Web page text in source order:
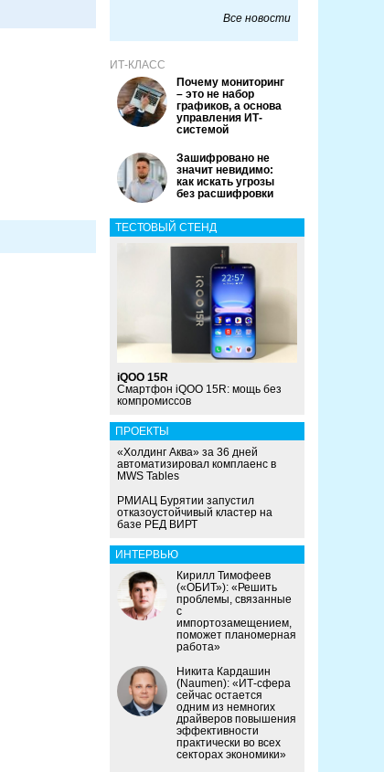
Все новости
ИТ-КЛАСС
Почему мониторинг
– это не набор
графиков, а основа
управления ИТ-
системой
Зашифровано не
значит невидимо:
как искать угрозы
без расшифровки
ТЕСТОВЫЙ СТЕНД
iQOO 15R
Смартфон iQOO 15R: мощь без
компромиссов
ПРОЕКТЫ
«Холдинг Аква» за 36 дней
автоматизировал комплаенс в
MWS Tables
РМИАЦ Бурятии запустил
отказоустойчивый кластер на
базе РЕД ВИРТ
ИНТЕРВЬЮ
Кирилл Тимофеев
(«ОБИТ»): «Решить
проблемы, связанные
с
импортозамещением,
поможет планомерная
работа»
Никита Кардашин
(Naumen): «ИТ-сфера
сейчас остается
одним из немногих
драйверов повышения
эффективности
практически во всех
секторах экономики»